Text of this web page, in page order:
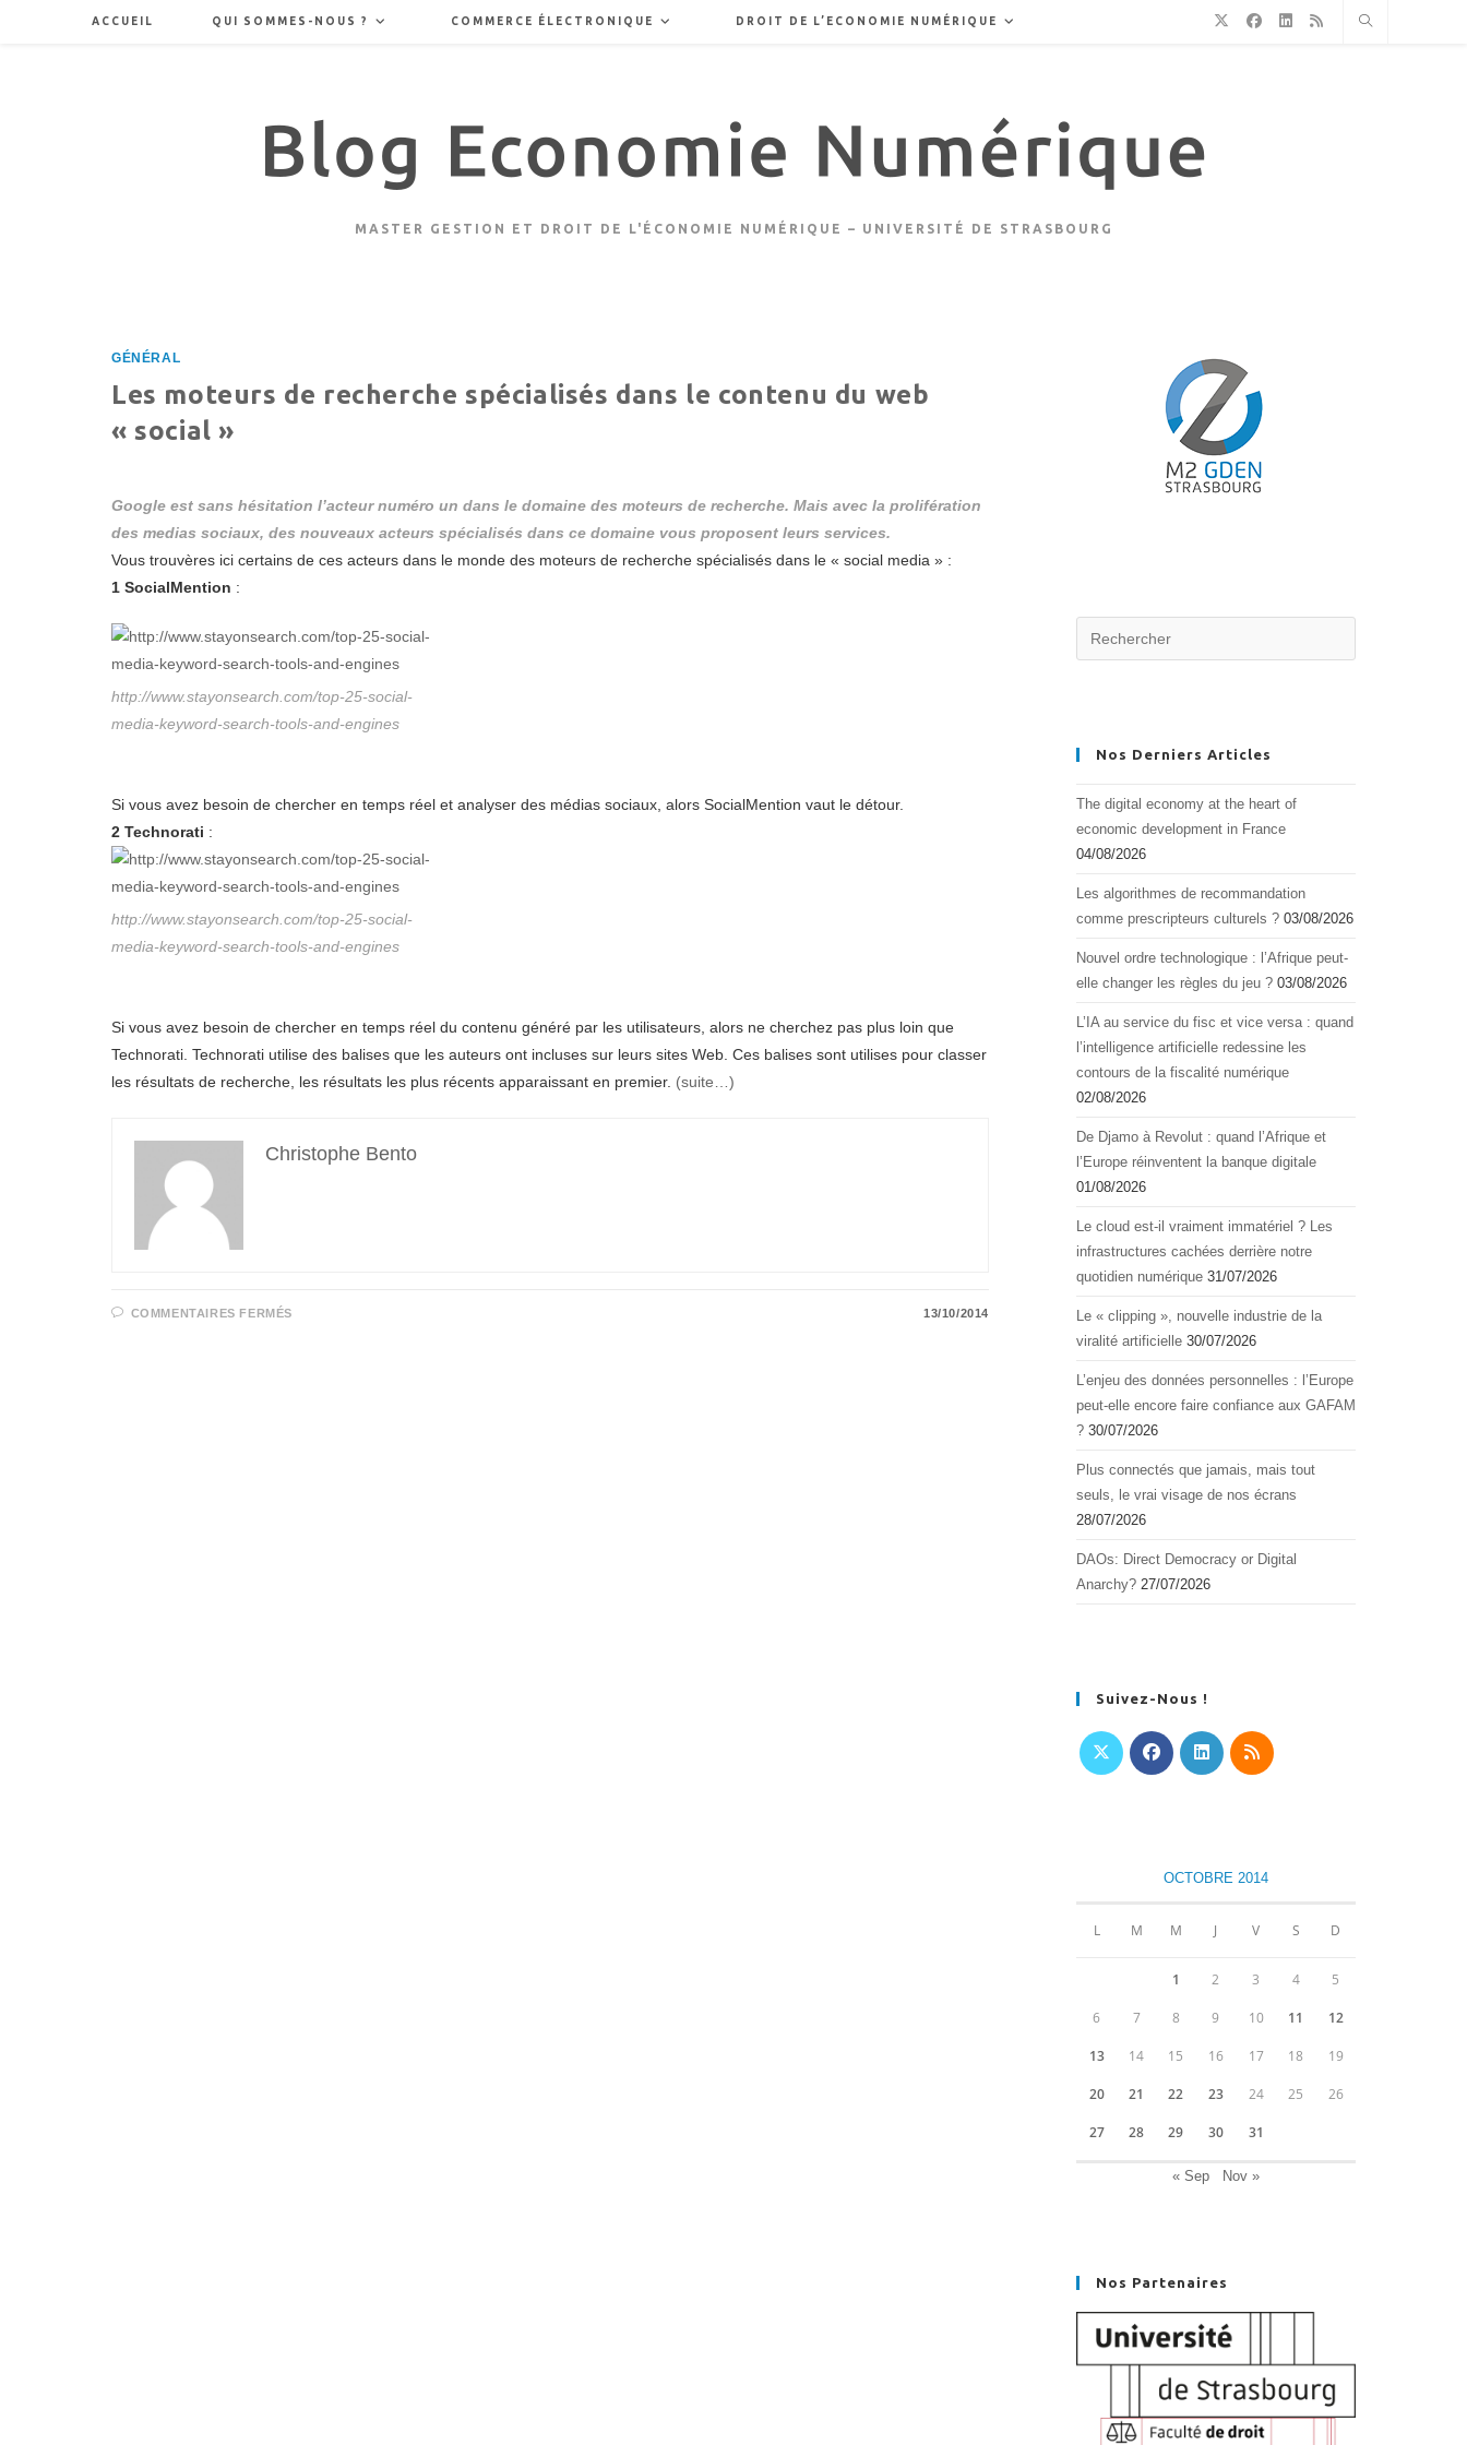
ACCUEIL QUI SOMMES-NOUS ? COMMERCE ÉLECTRONIQUE DROIT DE L’ECONOMIE NUMÉRIQUE
MASTER GESTION ET DROIT DE L'ÉCONOMIE NUMÉRIQUE – UNIVERSITÉ DE STRASBOURG
GÉNÉRAL
Les moteurs de recherche spécialisés dans le contenu du web
« social »
Google est sans hésitation l’acteur numéro un dans le domaine des moteurs de recherche. Mais avec la prolifération
des medias sociaux, des nouveaux acteurs spécialisés dans ce domaine vous proposent leurs services.
Vous trouvères ici certains de ces acteurs dans le monde des moteurs de recherche spécialisés dans le « social media » :
1 SocialMention :
http://www.stayonsearch.com/top-25-social-
media-keyword-search-tools-and-engines
Si vous avez besoin de chercher en temps réel et analyser des médias sociaux, alors SocialMention vaut le détour.
2 Technorati :
http://www.stayonsearch.com/top-25-social-
media-keyword-search-tools-and-engines
Si vous avez besoin de chercher en temps réel du contenu généré par les utilisateurs, alors ne cherchez pas plus loin que
Technorati. Technorati utilise des balises que les auteurs ont incluses sur leurs sites Web. Ces balises sont utilises pour classer
les résultats de recherche, les résultats les plus récents apparaissant en premier. (suite…)
Christophe Bento
COMMENTAIRES FERMÉS 13/10/2014
Nos Derniers Articles
The digital economy at the heart of
economic development in France
04/08/2026
Les algorithmes de recommandation
comme prescripteurs culturels ? 03/08/2026
Nouvel ordre technologique : l’Afrique peut-
elle changer les règles du jeu ? 03/08/2026
L’IA au service du fisc et vice versa : quand
l’intelligence artificielle redessine les
contours de la fiscalité numérique
02/08/2026
De Djamo à Revolut : quand l’Afrique et
l’Europe réinventent la banque digitale
01/08/2026
Le cloud est-il vraiment immatériel ? Les
infrastructures cachées derrière notre
quotidien numérique 31/07/2026
Le « clipping », nouvelle industrie de la
viralité artificielle 30/07/2026
L’enjeu des données personnelles : l’Europe
peut-elle encore faire confiance aux GAFAM
? 30/07/2026
Plus connectés que jamais, mais tout
seuls, le vrai visage de nos écrans
28/07/2026
DAOs: Direct Democracy or Digital
Anarchy? 27/07/2026
Suivez-Nous !
nouvel nouvel nouvel
OCTOBRE 2014
L M M J V S D
1 2 3 4 5
6 7 8 9 10 11 12
13 14 15 16 17 18 19
20 21 22 23 24 25 26
27 28 29 30 31
« Sep Nov »
Nos Partenaires